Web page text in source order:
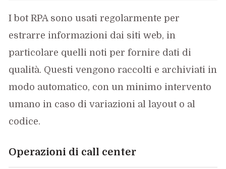
I botRPA sono usati regolarmente per
estrarre informazioni dai siti web, in
particolare quelli noti per fornire dati di
qualità. Questi vengono raccolti e archiviati in
modo automatico, con un minimo intervento
umano in caso di variazioni al layout o al
codice.
Operazioni di call center